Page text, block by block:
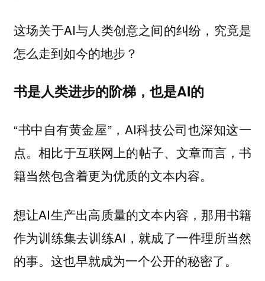
这场关于AI与人类创意之间的纠纷，究竟是
怎么走到如今的地步？
书是人类进步的阶梯，也是AI的
“书中自有黄金屋”，AI科技公司也深知这一
点。相比于互联网上的帖子、文章而言，书
籍当然包含着更为优质的文本内容。
想让AI生产出高质量的文本内容，那用书籍
作为训练集去训练AI，就成了一件理所当然
的事。这也早就成为一个公开的秘密了。